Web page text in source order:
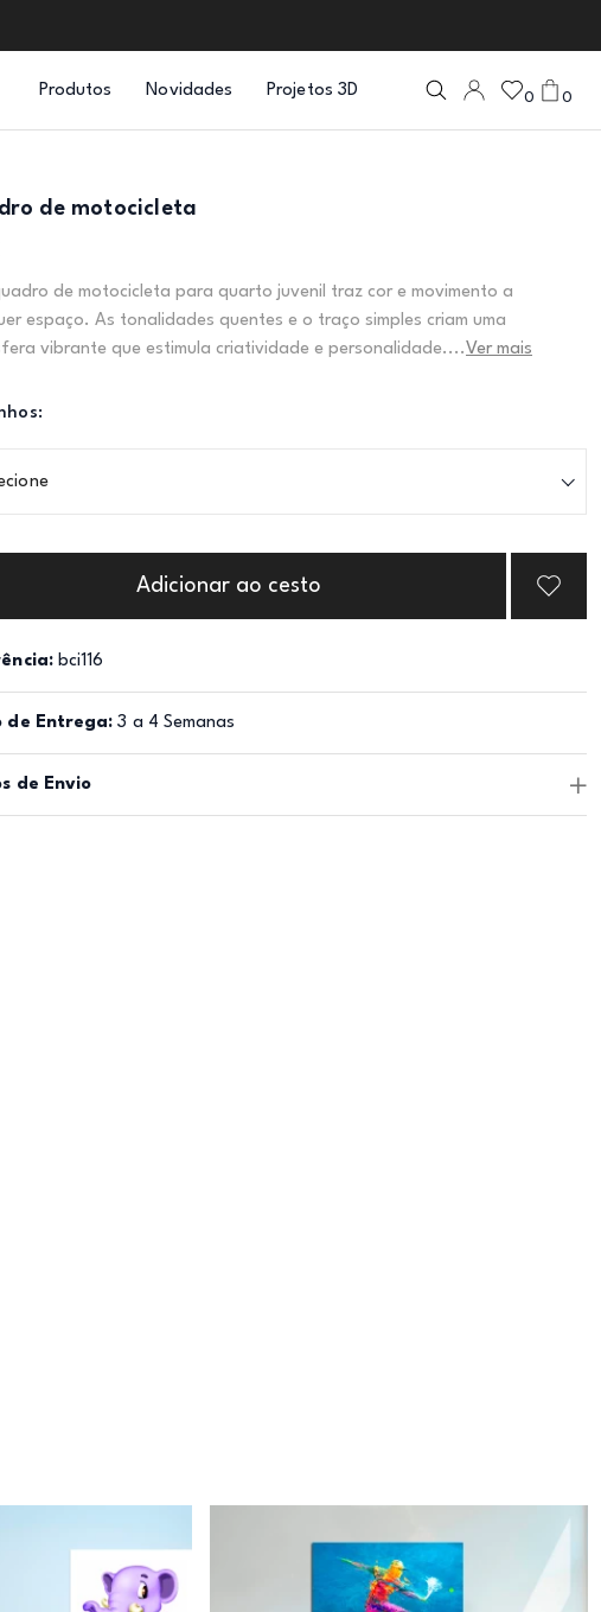
Produtos Novidades Projetos 3D 0 0
de motocicleta
de motocicleta para quarto juvenil traz cor e movimento a
espaço. As tonalidades quentes e o traço simples criam uma
vibrante que estimula criatividade e personalidade.... Ver mais
Adicionar ao cesto
bci116
de Entrega: 3 a 4 Semanas
de Envio